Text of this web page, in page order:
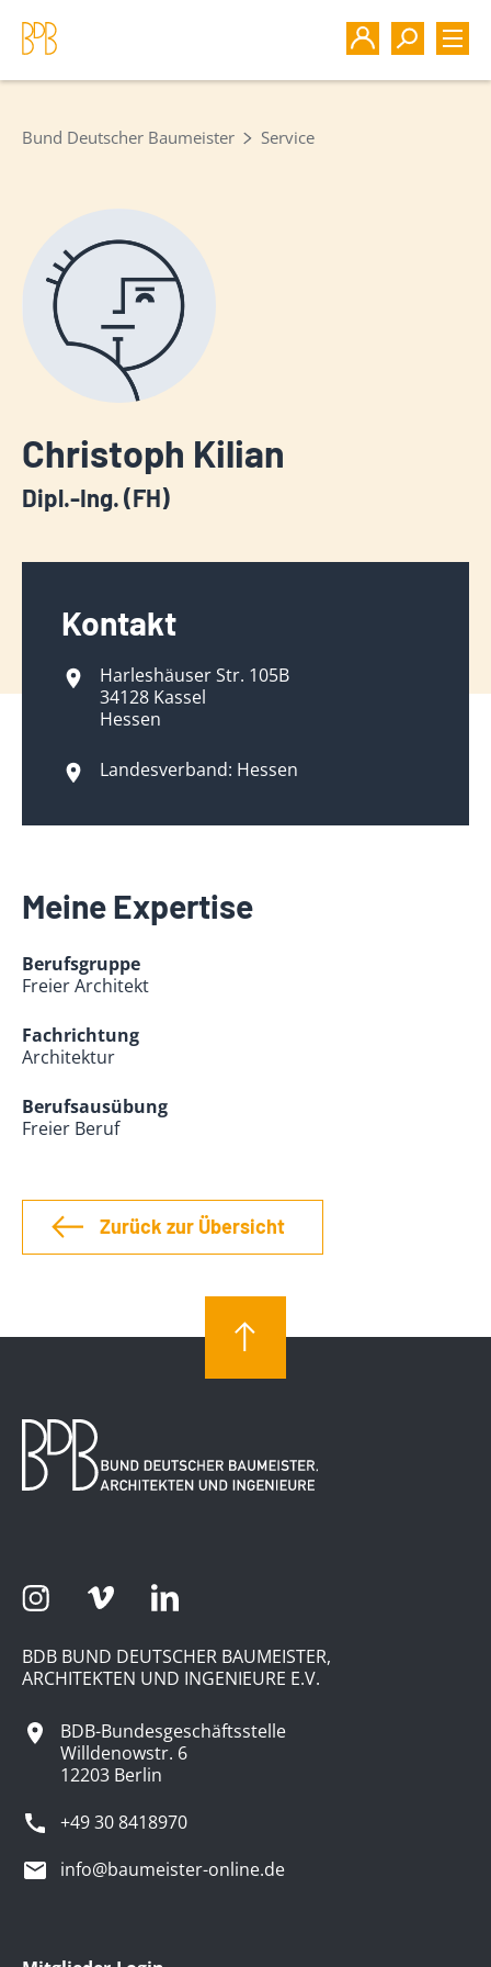
Bund Deutscher Baumeister Service
Christoph Kilian
Dipl.-Ing. (FH)
Kontakt
Harleshäuser Str. 105B
34128 Kassel
Hessen
Landesverband: Hessen
Meine Expertise
Berufsgruppe
Freier Architekt
Fachrichtung
Architektur
Berufsausübung
Freier Beruf
Zurück zur Übersicht
BDB BUND DEUTSCHER BAUMEISTER,
ARCHITEKTEN UND INGENIEURE E.V.
BDB-Bundesgeschäftsstelle
Willdenowstr. 6
12203 Berlin
+49 30 8418970
info@baumeister-online.de